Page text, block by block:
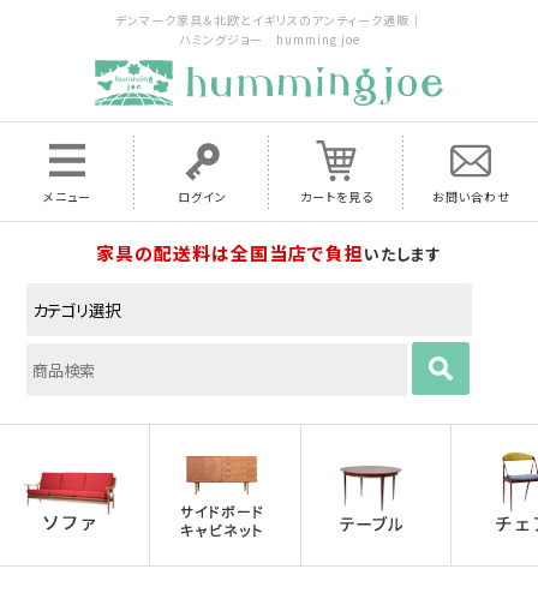
デンマーク家具＆北欧とイギリスのアンティーク通販｜
ハミングジョー humming joe
メニュー ログイン カートを見る お問い合わせ
家具の配送料は全国当店で負担いたします